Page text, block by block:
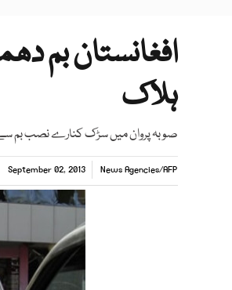
ہلاک
صوبہ پروان میں سڑک کنارے نصب بم سے پرائیویٹ
News Agencies/AFP
September 02, 2013